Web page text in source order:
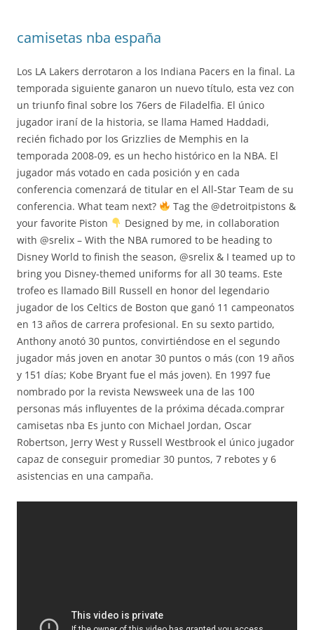
camisetas nba españa
Los LA Lakers derrotaron a los Indiana Pacers en la final. La
temporada siguiente ganaron un nuevo título, esta vez con
un triunfo final sobre los 76ers de Filadelfia. El único
jugador iraní de la historia, se llama Hamed Haddadi,
recién fichado por los Grizzlies de Memphis en la
temporada 2008-09, es un hecho histórico en la NBA. El
jugador más votado en cada posición y en cada
conferencia comenzará de titular en el All-Star Team de su
conferencia. What team next?
Tag the @detroitpistons &
your favorite Piston
Designed by me, in collaboration
with @srelix – With the NBA rumored to be heading to
Disney World to finish the season, @srelix & I teamed up to
bring you Disney-themed uniforms for all 30 teams. Este
trofeo es llamado Bill Russell en honor del legendario
jugador de los Celtics de Boston que ganó 11 campeonatos
en 13 años de carrera profesional. En su sexto partido,
Anthony anotó 30 puntos, convirtiéndose en el segundo
jugador más joven en anotar 30 puntos o más (con 19 años
y 151 días; Kobe Bryant fue el más joven). En 1997 fue
nombrado por la revista Newsweek una de las 100
personas más influyentes de la próxima década.comprar
camisetas nba Es junto con Michael Jordan, Oscar
Robertson, Jerry West y Russell Westbrook el único jugador
capaz de conseguir promediar 30 puntos, 7 rebotes y 6
asistencias en una campaña.